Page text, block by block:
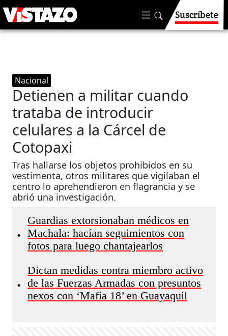
Suscríbete
Nacional
Detienen a militar cuando
trataba de introducir
celulares a la Cárcel de
Cotopaxi
Tras hallarse los objetos prohibidos en su
vestimenta, otros militares que vigilaban el
centro lo aprehendieron en flagrancia y se
abrió una investigación.
•
Guardias extorsionaban médicos en
Machala: hacían seguimientos con
fotos para luego chantajearlos
•
Dictan medidas contra miembro activo
de las Fuerzas Armadas con presuntos
nexos con ‘Mafia 18’ en Guayaquil